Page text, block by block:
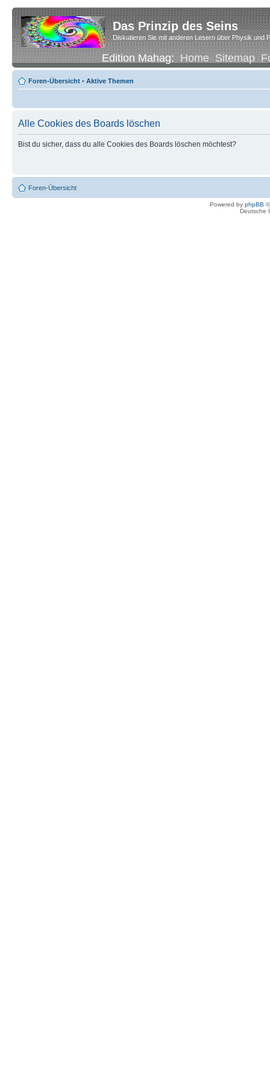
Das Prinzip des Seins
Diskutieren Sie mit anderen Lesern über Physik und
Edition Mahag:Home Sitemap
Foren-Übersicht • Aktive Themen
Alle Cookies des Boards löschen
Bist du sicher, dass du alle Cookies des Boards löschen möchtest?
Foren-Übersicht
Powered by phpBB
Deutsche